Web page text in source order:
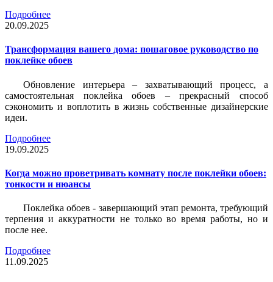
Подробнее
20.09.2025
Трансформация вашего дома: пошаговое руководство по
поклейке обоев
Обновление интерьера – захватывающий процесс, а
самостоятельная поклейка обоев – прекрасный способ
сэкономить и воплотить в жизнь собственные дизайнерские
идеи.
Подробнее
19.09.2025
Когда можно проветривать комнату после поклейки обоев:
тонкости и нюансы
Поклейка обоев - завершающий этап ремонта, требующий
терпения и аккуратности не только во время работы, но и
после нее.
Подробнее
11.09.2025